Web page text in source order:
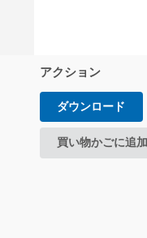
アクション
ダウンロード
買い物かごに追加